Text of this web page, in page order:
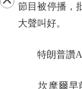
節目被停播，
大聲叫好。
特朗普讚
坎摩爾早前